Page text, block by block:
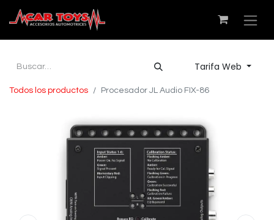
Tarifa Web
Todos los productos Procesador JL Audio FIX-86